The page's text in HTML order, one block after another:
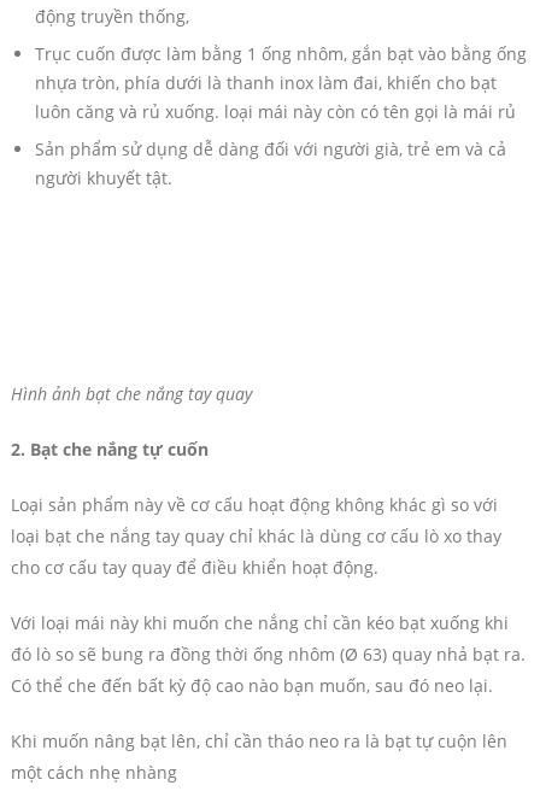
động truyền thống,
Trục cuốn được làm bằng 1 ống nhôm, gắn bạt vào bằng ống
nhựa tròn, phía dưới là thanh inox làm đai, khiến cho bạt
luôn căng và rủ xuống. loại mái này còn có tên gọi là mái rủ
Sản phẩm sử dụng dễ dàng đối với người già, trẻ em và cả
người khuyết tật.
Hình ảnh bạt che nắng tay quay
2. Bạt che nắng tự cuốn
Loại sản phẩm này về cơ cấu hoạt động không khác gì so với
loại bạt che nắng tay quay chỉ khác là dùng cơ cấu lò xo thay
cho cơ cấu tay quay để điều khiển hoạt động.
Với loại mái này khi muốn che nắng chỉ cần kéo bạt xuống khi
đó lò so sẽ bung ra đồng thời ống nhôm (Ø 63) quay nhả bạt ra.
Có thể che đến bất kỳ độ cao nào bạn muốn, sau đó neo lại.
Khi muốn nâng bạt lên, chỉ cần tháo neo ra là bạt tự cuộn lên
một cách nhẹ nhàng